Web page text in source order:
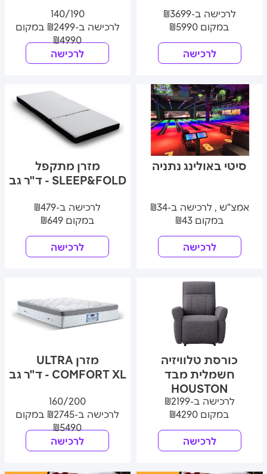
140/190
לרכישה ב-₪2499 במקום
₪4990
לרכישה
לרכישה ב-₪3699
במקום ₪5990
לרכישה
מזרן מתקפל
SLEEP&FOLD - ד"ר גב
לרכישה ב-₪479
במקום ₪649
לרכישה
סיטי באולינג נתניה
אמצ"ש , לרכישה ב-₪34
במקום ₪43
לרכישה
מזרן ULTRA
COMFORT XL - ד"ר גב
160/200
לרכישה ב-₪2745 במקום
₪5490
לרכישה
כורסת טלוויזיה
חשמלית מבד
HOUSTON
לרכישה ב-₪2199
במקום ₪4290
לרכישה